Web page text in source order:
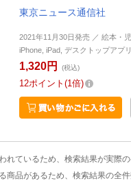
東京ニュース通信社
2021年11月30日発売 ／ 絵本・
iPhone, iPad, デスクトップアプ
1,320円 (税込)
12ポイント 1倍
ているため、検索結果が実際
品があるため、検索結果の全